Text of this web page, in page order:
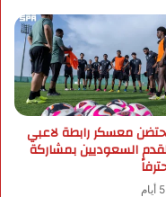
معسكر رابطة لاعبي
السعوديين بمشاركة